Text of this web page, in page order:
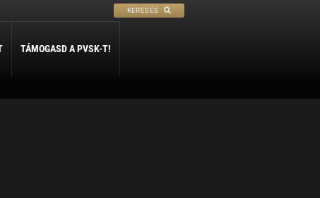
KERESÉS
TÁMOGASD A PVSK-T!